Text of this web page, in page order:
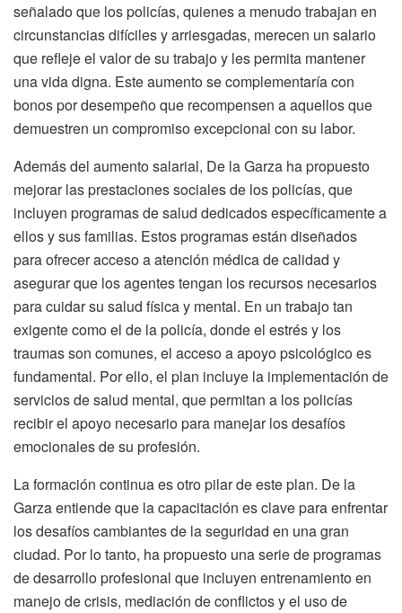
señalado que los policías, quienes a menudo trabajan en
circunstancias difíciles y arriesgadas, merecen un salario
que refleje el valor de su trabajo y les permita mantener
una vida digna. Este aumento se complementaría con
bonos por desempeño que recompensen a aquellos que
demuestren un compromiso excepcional con su labor.
Además del aumento salarial, De la Garza ha propuesto
mejorar las prestaciones sociales de los policías, que
incluyen programas de salud dedicados específicamente a
ellos y sus familias. Estos programas están diseñados
para ofrecer acceso a atención médica de calidad y
asegurar que los agentes tengan los recursos necesarios
para cuidar su salud física y mental. En un trabajo tan
exigente como el de la policía, donde el estrés y los
traumas son comunes, el acceso a apoyo psicológico es
fundamental. Por ello, el plan incluye la implementación de
servicios de salud mental, que permitan a los policías
recibir el apoyo necesario para manejar los desafíos
emocionales de su profesión.
La formación continua es otro pilar de este plan. De la
Garza entiende que la capacitación es clave para enfrentar
los desafíos cambiantes de la seguridad en una gran
ciudad. Por lo tanto, ha propuesto una serie de programas
de desarrollo profesional que incluyen entrenamiento en
manejo de crisis, mediación de conflictos y el uso de